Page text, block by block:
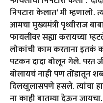
निपटारा केलात’ मी म्हणालो.
आमचा मुख्यमंत्री पृथ्वीराज
फायलींवर सह्या करायच्या
लोकांची काम करताना इतकं
पटकन दादा बोलून गेले. परत
बोलायचं नाही पण तोंडातून
दिलखुलासपणे हसले. त्यांचा
ना काही बातम्या देऊन